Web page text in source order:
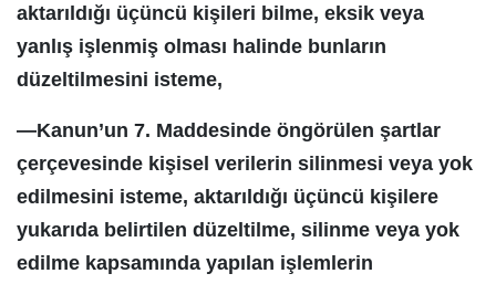
aktarıldığı üçüncü kişileri bilme, eksik veya
yanlış işlenmiş olması halinde bunların
düzeltilmesini isteme,
—Kanun’un 7. Maddesinde öngörülen şartlar
çerçevesinde kişisel verilerin silinmesi veya yok
edilmesini isteme, aktarıldığı üçüncü kişilere
yukarıda belirtilen düzeltilme, silinme veya yok
edilme kapsamında yapılan işlemlerin